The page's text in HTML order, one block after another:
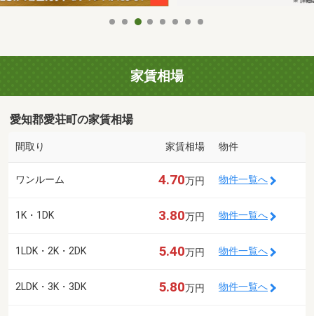
家賃相場
愛知郡愛荘町の家賃相場
間取り 家賃相場 物件
ワンルーム 4.70万円 物件一覧へ
1K・1DK 3.80万円 物件一覧へ
1LDK・2K・2DK 5.40万円 物件一覧へ
2LDK・3K・3DK 5.80万円 物件一覧へ